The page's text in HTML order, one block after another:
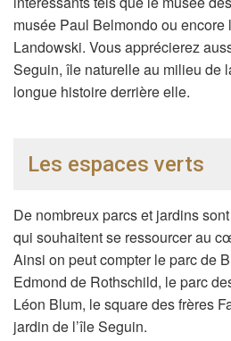
musée Paul Belmondo ou encore
Landowski. Vous apprécierez
Seguin, île naturelle au milieu de
longue histoire derrière elle.
Les espaces verts
De nombreux parcs et jardins
qui souhaitent se ressourcer au
Ainsi on peut compter le parc de
Edmond de Rothschild, le parc
Léon Blum, le square des frères
jardin de l’île Seguin.